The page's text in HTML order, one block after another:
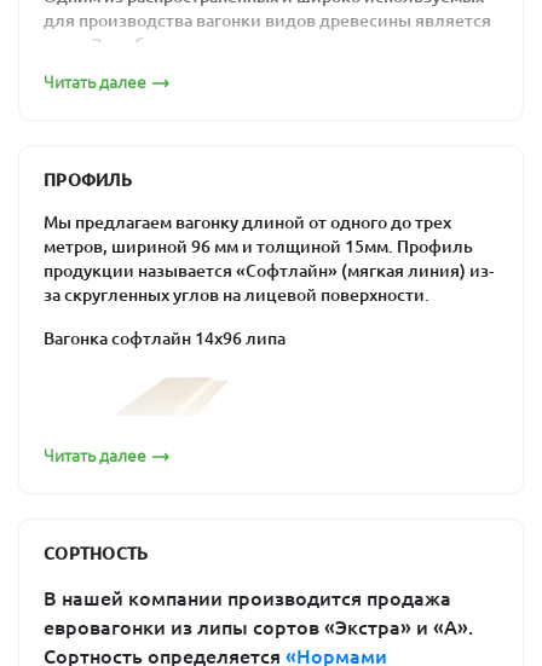
для производства вагонки видов древесины является
липа. Это объясняется наличием у древесины липы
эфирные масла;
способность поддерживать в помещении
оптимальную влажность, выдерживать
перепады температур, противостоять гниению.
содержит смолу и полезна для здоровья человека.
душевой или парной. При потемнении можно легко
восстановить ее изначальный внешний вид путем
бани, пора задуматься о приобретении материала для
можете в компании «ПримаЛес». Предлагаемые
изделия производятся на современном оборудовании
по новейшим технологиям, поэтому соответствуют
Читать далее
ПРОФИЛЬ
Мы предлагаем вагонку длиной от одного до трех
метров, шириной 96 мм и толщиной 15мм. Профиль
продукции называется «Софтлайн» (мягкая линия) из-
за скругленных углов на лицевой поверхности.
Вагонка софтлайн 14х96 липа
Читать далее
СОРТНОСТЬ
В нашей компании производится продажа
евровагонки из липы сортов «Экстра» и «А».
Сортность определяется «Нормами